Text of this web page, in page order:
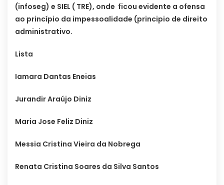
(infoseg) e SIEL ( TRE), onde ficou evidente a ofensa
ao princípio da impessoalidade (principio de direito
administrativo.
Lista
Iamara Dantas Eneias
Jurandir Araújo Diniz
Maria Jose Feliz Diniz
Messia Cristina Vieira da Nobrega
Renata Cristina Soares da Silva Santos